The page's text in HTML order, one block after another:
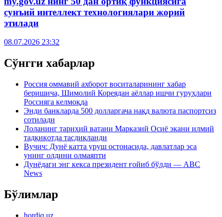
сунъий интеллект технологиялари жорий
этилади
08.07.2026 23:32
Сўнгги хабарлар
Россия оммавий ахборот воситаларининг хабар
беришича, Шимолий Кореядан аёллар ишчи гуруҳлари
Россияга келмоқда
Энди банкларда 500 долларгача нақд валюта паспортсиз
сотилади
Лоланинг тарихий ватани Марказий Осиё экани илмий
тадқиқотда тасдиқланди
Вучич: Дунё катта уруш остонасида, давлатлар эса
унинг олдини олмаяпти
Дунёдаги энг кекса президент ғойиб бўлди — ABC
News
Бўлимлар
hordiq.uz